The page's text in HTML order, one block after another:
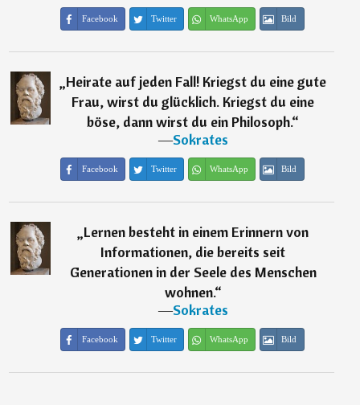
Facebook Twitter WhatsApp Bild
„Heirate auf jeden Fall! Kriegst du eine gute
Frau, wirst du glücklich. Kriegst du eine
böse, dann wirst du ein Philosoph.“
―Sokrates
Facebook Twitter WhatsApp Bild
„Lernen besteht in einem Erinnern von
Informationen, die bereits seit
Generationen in der Seele des Menschen
wohnen.“
―Sokrates
Facebook Twitter WhatsApp Bild